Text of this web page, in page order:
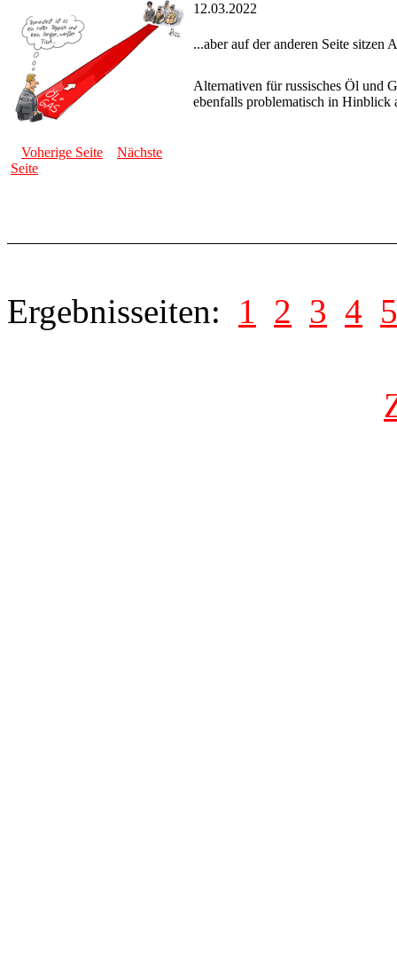
12.03.2022
...aber auf der anderen Seite sitzen
Alternativen für russisches Öl und
ebenfalls problematisch in Hinblick
Voherige Seite
Nächste
Seite
Ergebnisseiten: 1 2 3 4 5